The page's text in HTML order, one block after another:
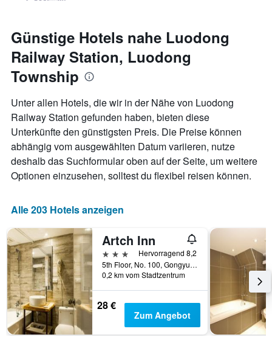
Günstige Hotels nahe Luodong
Railway Station, Luodong
Township
Unter allen Hotels, die wir in der Nähe von Luodong
Railway Station gefunden haben, bieten diese
Unterkünfte den günstigsten Preis. Die Preise können
abhängig vom ausgewählten Datum variieren, nutze
deshalb das Suchformular oben auf der Seite, um weitere
Optionen einzusehen, solltest du flexibel reisen können.
Alle 203 Hotels anzeigen
Artch Inn
3 Sterne
Hervorragend 8,2
5th Floor, No. 100, Gongyuan Road, Luodong Township, Taiwan
0,2 km vom Stadtzentrum
28 €
Zum Angebot